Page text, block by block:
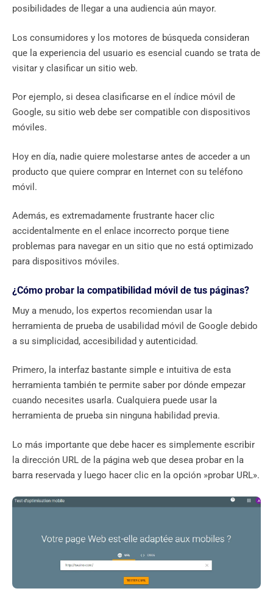
posibilidades de llegar a una audiencia aún mayor.
Los consumidores y los motores de búsqueda consideran
que la experiencia del usuario es esencial cuando se trata de
visitar y clasificar un sitio web.
Por ejemplo, si desea clasificarse en el índice móvil de
Google, su sitio web debe ser compatible con dispositivos
móviles.
Hoy en día, nadie quiere molestarse antes de acceder a un
producto que quiere comprar en Internet con su teléfono
móvil.
Además, es extremadamente frustrante hacer clic
accidentalmente en el enlace incorrecto porque tiene
problemas para navegar en un sitio que no está optimizado
para dispositivos móviles.
¿Cómo probar la compatibilidad móvil de tus páginas?
Muy a menudo, los expertos recomiendan usar la
herramienta de prueba de usabilidad móvil de Google debido
a su simplicidad, accesibilidad y autenticidad.
Primero, la interfaz bastante simple e intuitiva de esta
herramienta también te permite saber por dónde empezar
cuando necesites usarla. Cualquiera puede usar la
herramienta de prueba sin ninguna habilidad previa.
Lo más importante que debe hacer es simplemente escribir
la dirección URL de la página web que desea probar en la
barra reservada y luego hacer clic en la opción »probar URL».